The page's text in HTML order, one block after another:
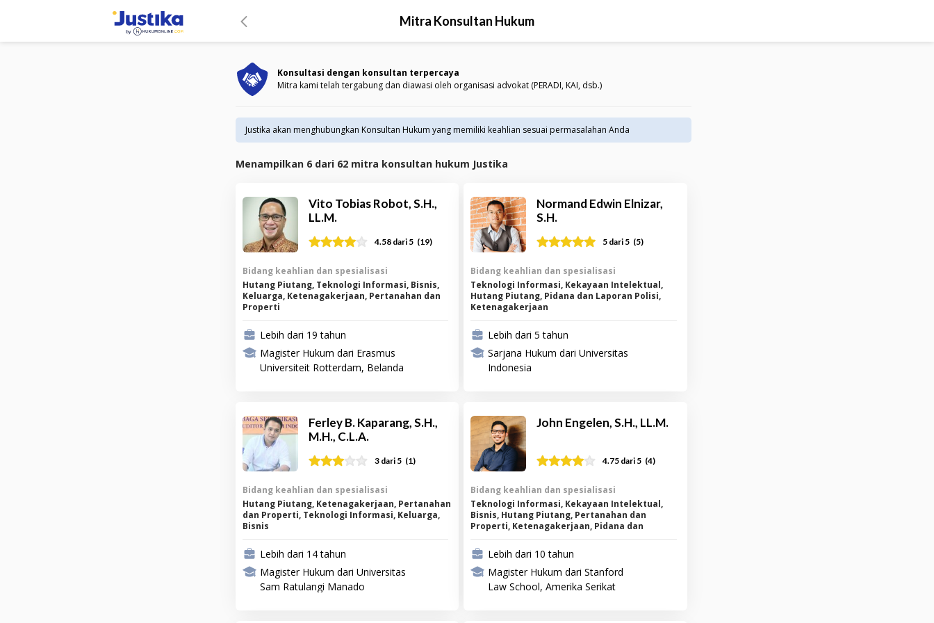
Mitra Konsultan Hukum
Konsultasi dengan konsultan terpercaya
Mitra kami telah tergabung dan diawasi oleh organisasi advokat (PERADI, KAI, dsb.)
Justika akan menghubungkan Konsultan Hukum yang memiliki keahlian sesuai permasalahan Anda
Menampilkan 6dari 62mitra konsultan hukum Justika
Vito Tobias Robot, S.H.,
LL.M.
4.58dari 5 (19)
Bidang keahlian dan spesialisasi
Hutang Piutang, Teknologi Informasi, Bisnis,
Keluarga, Ketenagakerjaan, Pertanahan dan
Properti
Lebih dari 19 tahun
Magister Hukum dari Erasmus
Universiteit Rotterdam, Belanda
Normand Edwin Elnizar,
S.H.
5dari 5 (5)
Bidang keahlian dan spesialisasi
Teknologi Informasi, Kekayaan Intelektual,
Hutang Piutang, Pidana dan Laporan Polisi,
Ketenagakerjaan
Lebih dari 5 tahun
Sarjana Hukum dari Universitas
Indonesia
Ferley B. Kaparang, S.H.,
M.H., C.L.A.
3dari 5 (1)
Bidang keahlian dan spesialisasi
Hutang Piutang, Ketenagakerjaan, Pertanahan
dan Properti, Teknologi Informasi, Keluarga,
Bisnis
Lebih dari 14 tahun
Magister Hukum dari Universitas
Sam Ratulangi Manado
John Engelen, S.H., LL.M.
4.75dari 5 (4)
Bidang keahlian dan spesialisasi
Teknologi Informasi, Kekayaan Intelektual,
Bisnis, Hutang Piutang, Pertanahan dan
Properti, Ketenagakerjaan, Pidana dan
Laporan Polisi
Lebih dari 10 tahun
Magister Hukum dari Stanford
Law School, Amerika Serikat